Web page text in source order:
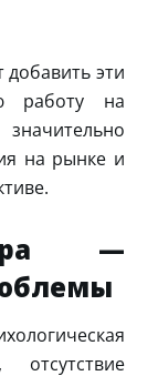
эти
работу на
на рынке и
—